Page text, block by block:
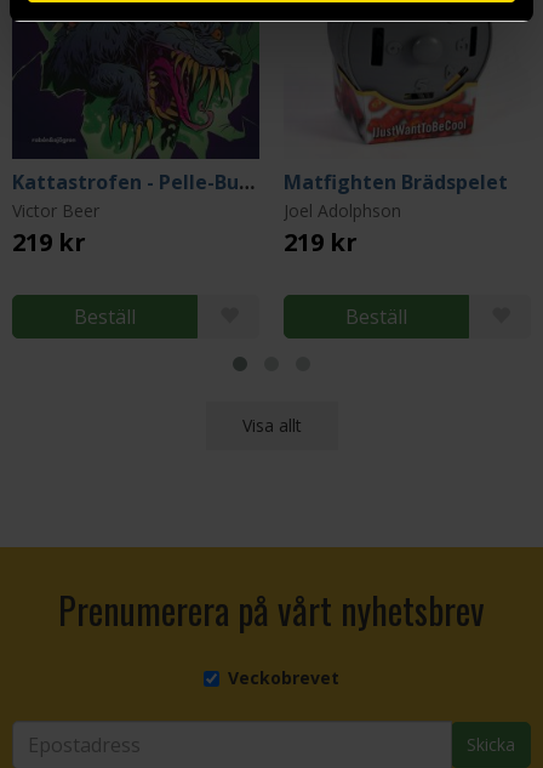
Kattastrofen - Pelle-Busters magiska äventyr 1
Victor Beer
219 kr
Beställ
Matfighten Brädspelet
Joel Adolphson
219 kr
Beställ
Visa allt
Prenumerera på vårt nyhetsbrev
Veckobrevet
Skicka